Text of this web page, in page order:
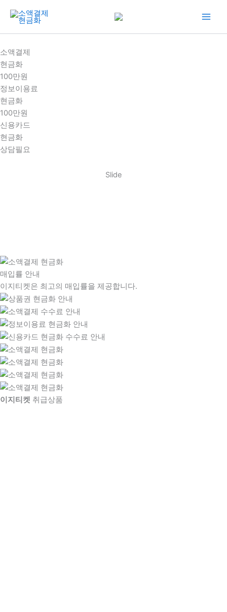
건
너
뛰
기
소액결제
현금화
100만원
정보이용료
현금화
100만원
신용카드
현금화
상담필요
Slide
매입률 안내
이지티켓은 최고의 매입률을 제공합니다.
이지티켓 취급상품